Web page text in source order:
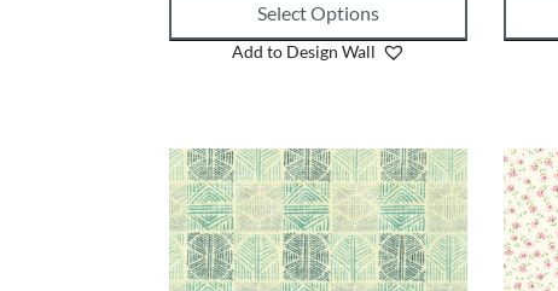
Select Options
Add to Design Wall